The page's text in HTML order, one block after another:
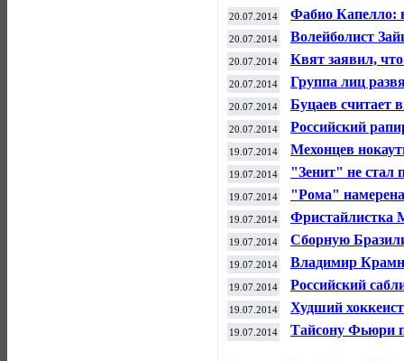
20.07.2014
Фабио Капелло:
нужно сажать в
20.07.2014
Волейболист
привел к
20.07.2014
Квят заявил,
в гонке Гран-
20.07.2014
Группа лиц
руководства
20.07.2014
Буцаев считает
ХК "Сочи" в
20.07.2014
Российский
чемпионом мира
19.07.2014 Мехонцев
19.07.2014 "Зенит" не
19.07.2014 "Рома"
19.07.2014
Фристайлистка
сборной Санкт-
19.07.2014 Сборную
19.07.2014
Владимир
Фабиано
19.07.2014
Российский
по фехтованию
19.07.2014
Худший
на 13 миллионов
19.07.2014
Тайсону Фьюри